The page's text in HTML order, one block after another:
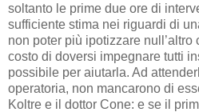
soltanto le prime due ore di
sufficiente stima nei riguardi di
non poter più ipotizzare
costo di doversi impegnare tutti
possibile per aiutarla. Ad
operatoria, non mancarono di
Koltre e il dottor Cone: e se il